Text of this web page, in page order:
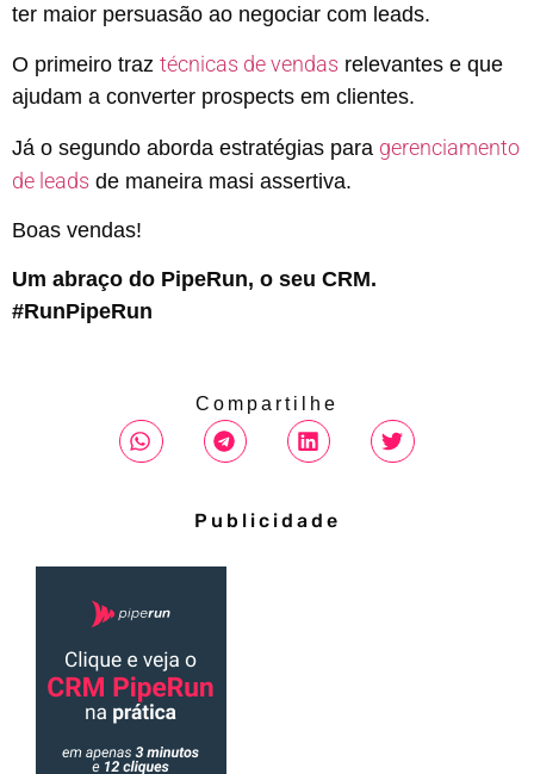
ter maior persuasão ao negociar com leads.
O primeiro traz técnicas de vendas relevantes e que
ajudam a converter prospects em clientes.
Já o segundo aborda estratégias para gerenciamento
de leads de maneira masi assertiva.
Boas vendas!
Um abraço do PipeRun, o seu CRM.
#RunPipeRun
Compartilhe
Publicidade